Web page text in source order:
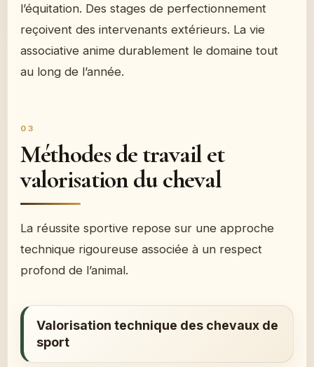
l’équitation. Des stages de perfectionnement
reçoivent des intervenants extérieurs. La vie
associative anime durablement le domaine tout
au long de l’année.
Méthodes de travail et
valorisation du cheval
La réussite sportive repose sur une approche
technique rigoureuse associée à un respect
profond de l’animal.
Valorisation technique des chevaux de
sport